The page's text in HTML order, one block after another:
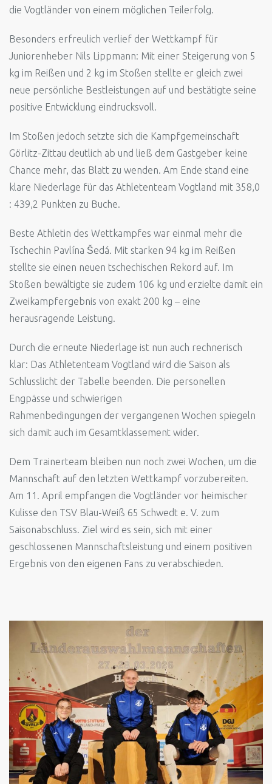
die Vogtländer von einem möglichen Teilerfolg.
Besonders erfreulich verlief der Wettkampf für
Juniorenheber Nils Lippmann: Mit einer Steigerung von 5
kg im Reißen und 2 kg im Stoßen stellte er gleich zwei
neue persönliche Bestleistungen auf und bestätigte seine
positive Entwicklung eindrucksvoll.
Im Stoßen jedoch setzte sich die Kampfgemeinschaft
Görlitz-Zittau deutlich ab und ließ dem Gastgeber keine
Chance mehr, das Blatt zu wenden. Am Ende stand eine
klare Niederlage für das Athletenteam Vogtland mit 358,0
: 439,2 Punkten zu Buche.
Beste Athletin des Wettkampfes war einmal mehr die
Tschechin Pavlína Šedá. Mit starken 94 kg im Reißen
stellte sie einen neuen tschechischen Rekord auf. Im
Stoßen bewältigte sie zudem 106 kg und erzielte damit ein
Zweikampfergebnis von exakt 200 kg – eine
herausragende Leistung.
Durch die erneute Niederlage ist nun auch rechnerisch
klar: Das Athletenteam Vogtland wird die Saison als
Schlusslicht der Tabelle beenden. Die personellen
Engpässe und schwierigen
Rahmenbedingungen der vergangenen Wochen spiegeln
sich damit auch im Gesamtklassement wider.
Dem Trainerteam bleiben nun noch zwei Wochen, um die
Mannschaft auf den letzten Wettkampf vorzubereiten.
Am 11. April empfangen die Vogtländer vor heimischer
Kulisse den TSV Blau-Weiß 65 Schwedt e. V. zum
Saisonabschluss. Ziel wird es sein, sich mit einer
geschlossenen Mannschaftsleistung und einem positiven
Ergebnis von den eigenen Fans zu verabschieden.